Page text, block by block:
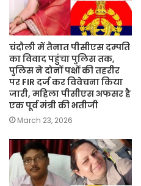
चंदौली में तैनात पीसीएस दम्पति
का विवाद पहुंचा पुलिस तक,
पुलिस ने दोनों पक्षों की तहरीर
पर FIR दर्ज कर विवेचना किया
जारी, महिला पीसीएस अफसर है
एक पूर्व मंत्री की भतीजी
March 23, 2026